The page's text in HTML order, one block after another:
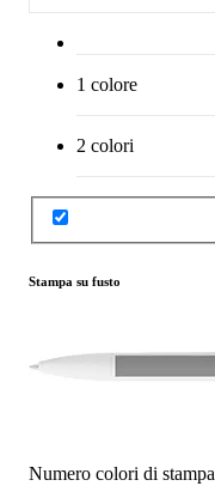
1 colore
2 colori
Stampa su fusto
Numero colori di stampa